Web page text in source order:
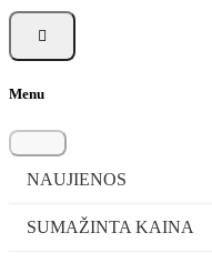

Menu
NAUJIENOS
SUMAŽINTA KAINA